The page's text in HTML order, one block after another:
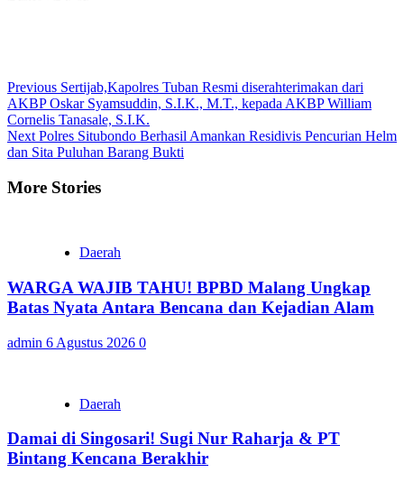
Continue
Reading
Previous Sertijab,Kapolres Tuban Resmi diserahterimakan dari
AKBP Oskar Syamsuddin, S.I.K., M.T., kepada AKBP William
Cornelis Tanasale, S.I.K.
Next Polres Situbondo Berhasil Amankan Residivis Pencurian Helm
dan Sita Puluhan Barang Bukti
More Stories
Daerah
WARGA WAJIB TAHU! BPBD Malang Ungkap
Batas Nyata Antara Bencana dan Kejadian Alam
admin 6 Agustus 2026 0
Daerah
Damai di Singosari! Sugi Nur Raharja & PT
Bintang Kencana Berakhir